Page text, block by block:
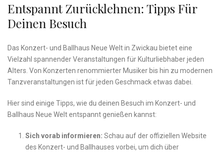
Entspannt⁢ Zurücklehnen: Tipps Für
Deinen Besuch
Das Konzert- und Ballhaus Neue Welt ⁢in Zwickau bietet ‍eine
Vielzahl spannender ⁤Veranstaltungen für⁣ Kulturliebhaber jeden
Alters. ​Von ⁤Konzerten⁢ renommierter Musiker bis hin⁣ zu⁢ modernen‌
Tanzveranstaltungen ist für jeden Geschmack etwas dabei.
Hier sind einige Tipps, wie du‍ deinen ‌Besuch im ‌Konzert- und
Ballhaus⁤ Neue Welt entspannt genießen kannst:
Sich vorab ⁢informieren: Schau auf der offiziellen Website
des Konzert- ‌und Ballhauses⁣ vorbei, um ‌dich über